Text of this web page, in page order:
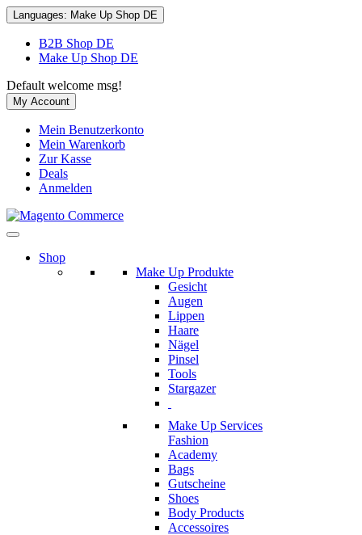
Languages: Make Up Shop DE
B2B Shop DE
Make Up Shop DE
Default welcome msg!
My Account
Mein Benutzerkonto
Mein Warenkorb
Zur Kasse
Deals
Anmelden
Shop
Make Up Produkte
Gesicht
Augen
Lippen
Haare
Nägel
Pinsel
Tools
Stargazer
Make Up Services
Fashion
Academy
Bags
Gutscheine
Shoes
Body Products
Accessoires